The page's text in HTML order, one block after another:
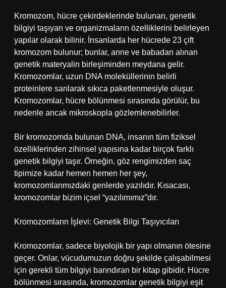
Kromozom, hücre çekirdeklerinde bulunan, genetik
bilgiyi taşıyan ve organizmaların özelliklerini belirleyen
yapılar olarak bilinir. İnsanlarda her hücrede 23 çift
kromozom bulunur; bunlar, anne ve babadan alınan
genetik materyalin birleşiminden meydana gelir.
Kromozomlar, uzun DNA moleküllerinin belirli
proteinlere sarılarak sıkıca paketlenmesiyle oluşur.
Kromozomlar, hücre bölünmesi sırasında görülür, bu
nedenle ancak mikroskopla gözlemlenebilirler.
Bir kromozomda bulunan DNA, insanın tüm fiziksel
özelliklerinden zihinsel yapısına kadar birçok farklı
genetik bilgiyi taşır. Örneğin, göz rengimizden saç
tipimize kadar hemen hemen her şey,
kromozomlarımızdaki genlerde yazılıdır. Kısacası,
kromozomlar bizim içsel “yazılımımız”dır.
Kromozomların İşlevi: Genetik Bilgi Taşıyıcıları
Kromozomlar, sadece biyolojik bir yapı olmanın ötesine
geçer. Onlar, vücudumuzun doğru şekilde çalışabilmesi
için gerekli tüm bilgiyi barındıran bir kitap gibidir. Hücre
bölünmesi sırasında, kromozomlar genetik bilgiyi eşit